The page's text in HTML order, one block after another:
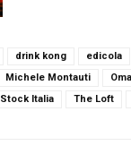
drink kong edicola
Michele Montauti
Stock Italia The Loft